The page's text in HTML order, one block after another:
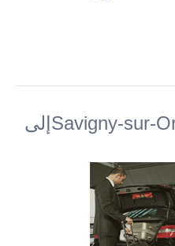
كيفية الوصول من Savigny-sur-Orgeإلى